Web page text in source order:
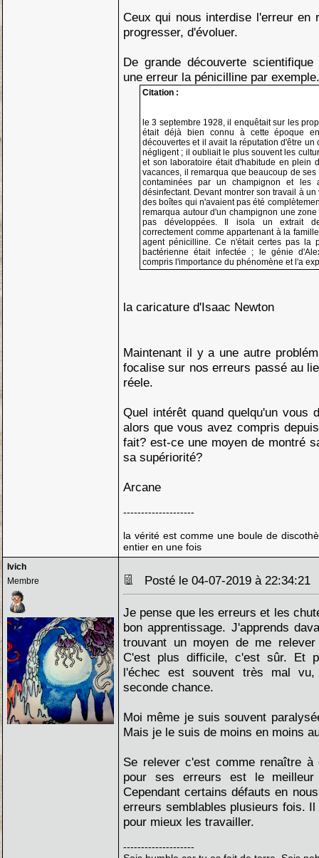
Ceux qui nous interdise l'erreur en
progresser, d'évoluer.
De grande découverte
une erreur la pénicilline par exemple.
Citation :
le 3 septembre 1928, il enquêtait sur les
était déjà bien connu à cette époque
découvertes et il avait la réputation d'être
négligent ; il oubliait le plus souvent les
et son laboratoire était d'habitude en plein
vacances, il remarqua que beaucoup de
contaminées par un champignon et les
désinfectant. Devant montrer son travail à
des boîtes qui n'avaient pas été
remarqua autour d'un champignon une
pas développées. Il isola un extrait
correctement comme appartenant à la
agent pénicilline. Ce n'était certes pas la
bactérienne était infectée ; le génie
compris l'importance du phénomène et l'a
la caricature d'Isaac Newton
Maintenant il y a une autre
focalise sur nos erreurs passé au
réele.
Quel intérêt quand quelqu'un
alors que vous avez compris
fait? est-ce une moyen de montré
sa supériorité?
Arcane
--------------------
la vérité est comme une boule de
entier en une fois
Ivich
Membre
Posté le 04-07-2019 à
Je pense que les erreurs et les
bon apprentissage. J'apprends
trouvant un moyen de me
C'est plus difficile, c'est sûr. Et
l'échec est souvent très mal
seconde chance.
Moi même je suis souvent
Mais je le suis de moins en moins
Se relever c'est comme renaître
pour ses erreurs est le meilleur
Cependant certains défauts en
erreurs semblables plusieurs fois.
pour mieux les travailler.
--------------------